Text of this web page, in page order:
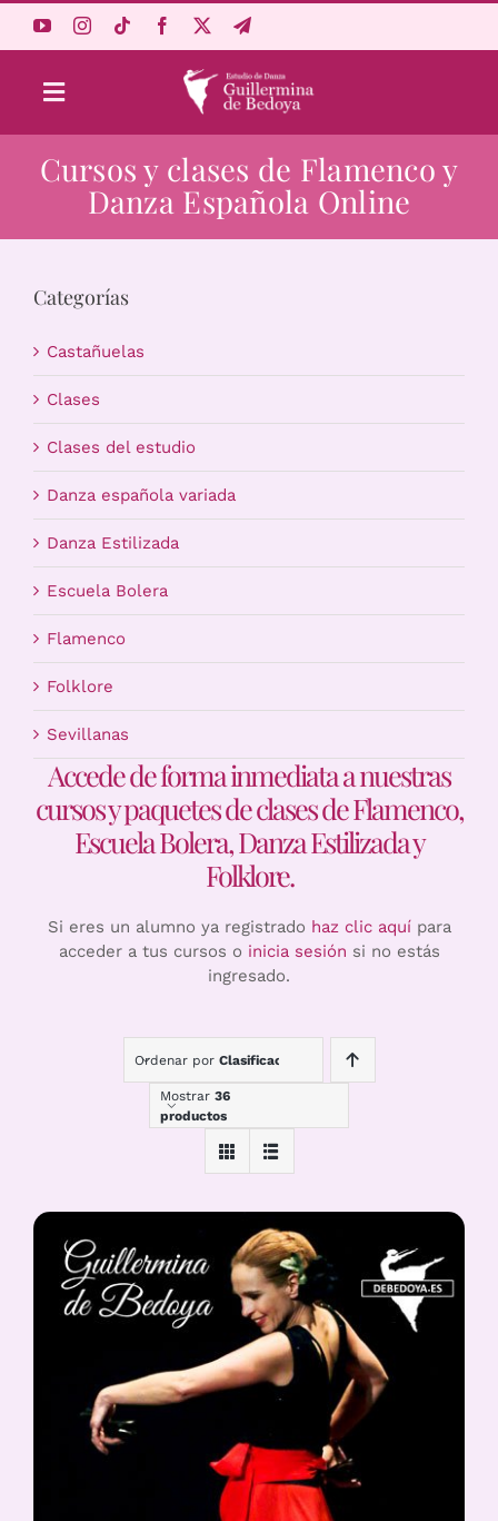
Toggle
Navigation
Aprende Online
Estudio
Carrito
Cursos y clases de Flamenco y
Danza Española Online
Categorías
Castañuelas
Clases
Clases del estudio
Danza española variada
Danza Estilizada
Escuela Bolera
Flamenco
Folklore
Sevillanas
Accede de forma inmediata a nuestras
cursos y paquetes de clases de Flamenco,
Escuela Bolera, Danza Estilizada y
Folklore.
Si eres un alumno ya registrado haz clic aquípara
acceder a tus cursos o inicia sesión si no estás
ingresado.
Ordenar por Clasificación
Mostrar 36
productos